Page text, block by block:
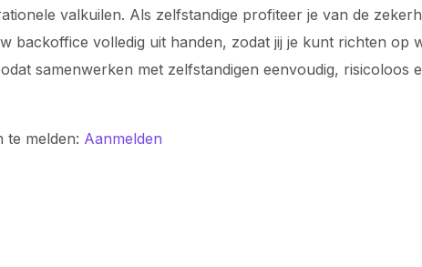
valkuilen. Als zelfstandige profiteer je van de
backoffice volledig uit handen, zodat jij je kunt richten op
samenwerken met zelfstandigen eenvoudig, risicoloos
te melden: Aanmelden